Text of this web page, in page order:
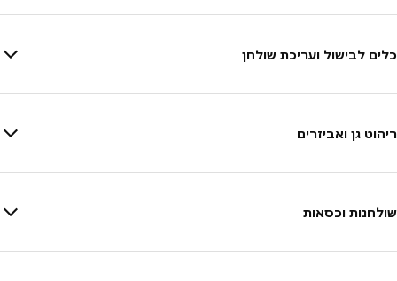
כלים לבישול ועריכת שולחן
ריהוט גן ואביזרים
שולחנות וכסאות